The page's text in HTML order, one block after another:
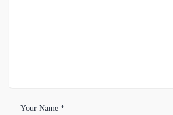
Your Name *